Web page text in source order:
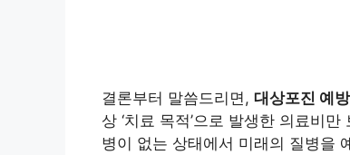
결론부터 말씀드리면, 대상포진 예
상 ‘치료 목적’으로 발생한 의료비
병이 없는 상태에서 미래의 질병을